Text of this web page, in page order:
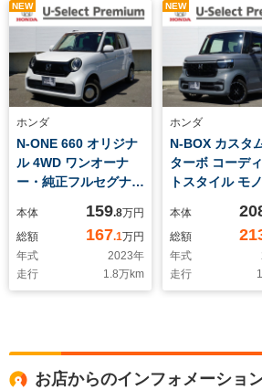
NEW
ホンダ
N-ONE 660 オリジナ
ル 4WD ワンオーナ
ー・純正フルセグナ
ト・社外ドラレコ・サ
イドエアバック・前席
シートヒーター
本体 159.8万円
総額
167.1万円
年式
2023年
走行
1.8万km
NEW
ホンダ
N-BOX カスタ
ターボ コーデ
トスタイル モ
ー・純正フルセ
ビ・サイドエア
ク・ETC・両
ライドドア・
トヒーター・
本体
総額
年式
走行
お店からのインフォメーショ